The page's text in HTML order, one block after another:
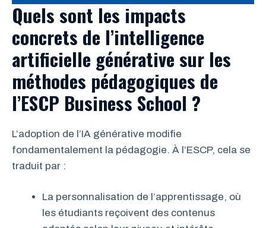
Quels sont les impacts
concrets de l’intelligence
artificielle générative sur les
méthodes pédagogiques de
l’ESCP Business School ?
L’adoption de l’IA générative modifie
fondamentalement la pédagogie. À l’ESCP, cela se
traduit par :
La personnalisation de l’apprentissage, où
les étudiants reçoivent des contenus